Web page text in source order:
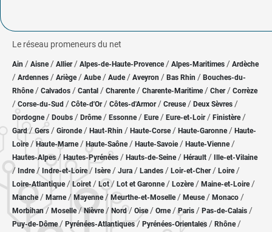
Le réseau promeneurs du net
Ain / Aisne/ Allier/ Alpes-de-Haute-Provence / Alpes-Maritimes / Ardèche
/ Ardennes / Ariège/ Aube/ Aude / Aveyron / Bas Rhin / Bouches-du-
Rhône/ Calvados / Cantal / Charente / Charente-Maritime/ Cher / Corrèze
/ Corse-du-Sud / Côte-d'Or / Côtes-d'Armor/ Creuse/ Deux Sèvres /
Dordogne/ Doubs / Drôme/ Essonne / Eure/ Eure-et-Loir / Finistère/
Gard/Gers / Gironde/ Haut-Rhin / Haute-Corse/ Haute-Garonne/ Haute-
Loire/Haute-Marne/ Haute-Saône/ Haute-Savoie/ Haute-Vienne/
Hautes-Alpes/ Hautes-Pyrénées / Hauts-de-Seine/ Hérault / Ille-et-Vilaine
/ Indre/ Indre-et-Loire/ Isère/ Jura / Landes / Loir-et-Cher/ Loire/
Loire-Atlantique/ Loiret / Lot/ Lot et Garonne/ Lozère / Maine-et-Loire/
Manche/ Marne/ Mayenne/ Meurthe-et-Moselle/ Meuse/ Monaco /
Morbihan/ Moselle/ Nièvre / Nord/ Oise / Orne/Paris / Pas-de-Calais /
Puy-de-Dôme/ Pyrénées-Atlantiques / Pyrénées-Orientales / Rhône/